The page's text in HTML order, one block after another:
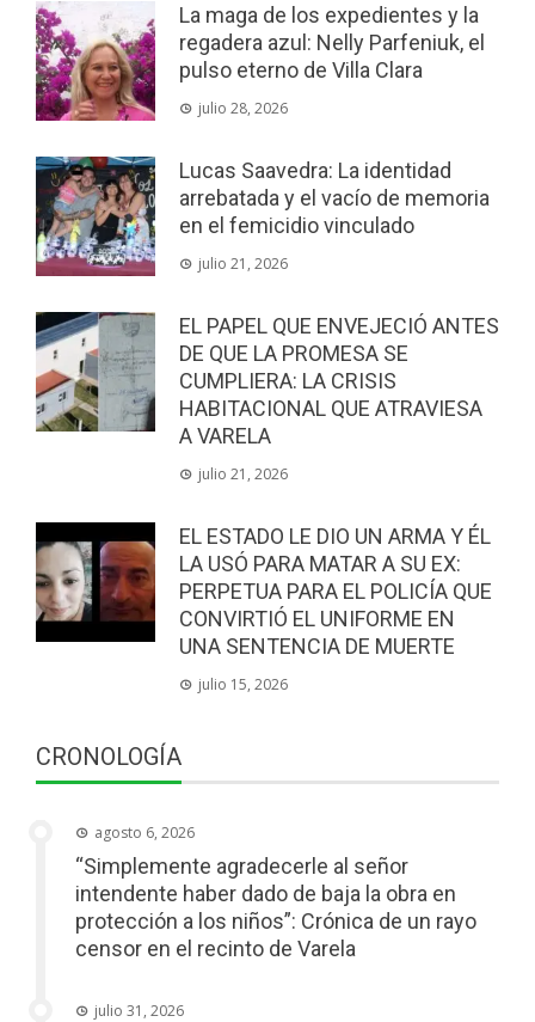
La maga de los expedientes y la
regadera azul: Nelly Parfeniuk, el
pulso eterno de Villa Clara
julio 28, 2026
Lucas Saavedra: La identidad
arrebatada y el vacío de memoria
en el femicidio vinculado
julio 21, 2026
EL PAPEL QUE ENVEJECIÓ ANTES
DE QUE LA PROMESA SE
CUMPLIERA: LA CRISIS
HABITACIONAL QUE ATRAVIESA
A VARELA
julio 21, 2026
EL ESTADO LE DIO UN ARMA Y ÉL
LA USÓ PARA MATAR A SU EX:
PERPETUA PARA EL POLICÍA QUE
CONVIRTIÓ EL UNIFORME EN
UNA SENTENCIA DE MUERTE
julio 15, 2026
CRONOLOGÍA
agosto 6, 2026
“Simplemente agradecerle al señor
intendente haber dado de baja la obra en
protección a los niños”: Crónica de un rayo
censor en el recinto de Varela
julio 31, 2026